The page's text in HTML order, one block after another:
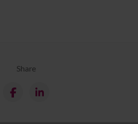
Share